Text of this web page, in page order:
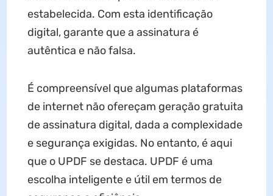
estabelecida. Com esta identificação
digital, garante que a assinatura é
autêntica e não falsa.
É compreensível que algumas plataformas
de internet não ofereçam geração gratuita
de assinatura digital, dada a complexidade
e segurança exigidas. No entanto, é aqui
que o UPDF se destaca. UPDF é uma
escolha inteligente e útil em termos de